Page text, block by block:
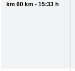
km 60 km - 15:33 h